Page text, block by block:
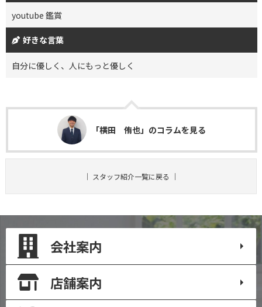
youtube 鑑賞
好きな言葉
自分に優しく、人にもっと優しく
「横田 侑也」のコラムを見る
｜ スタッフ紹介一覧に戻る ｜
会社案内
店舗案内